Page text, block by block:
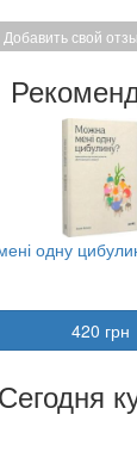
Добавить свой
одну
420 грн
Сегодня